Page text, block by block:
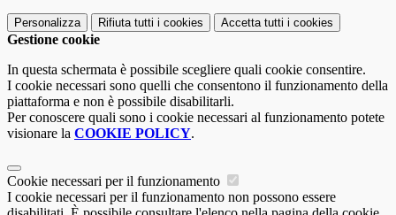
Personalizza Rifiuta tutti i cookies Accetta tutti i cookies
Gestione cookie
In questa schermata è possibile scegliere quali cookie consentire.
I cookie necessari sono quelli che consentono il funzionamento della
piattaforma e non è possibile disabilitarli.
Per conoscere quali sono i cookie necessari al funzionamento potete
visionare la COOKIE POLICY.
Cookie necessari per il funzionamento
I cookie necessari per il funzionamento non possono essere